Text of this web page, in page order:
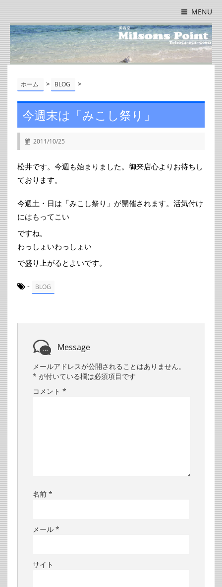
MENU
ホーム > BLOG >
今週末は「みこし祭り」
2011/10/25
松井です。今週も始まりました。御来店心よりお待ちし
ております。
今週土・日は「みこし祭り」が開催されます。活気付け
にはもってこい
ですね。
わっしょいわっしょい
で盛り上がるとよいです。
- BLOG
Message
メールアドレスが公開されることはありません。
* が付いている欄は必須項目です
コメント *
名前 *
メール *
サイト